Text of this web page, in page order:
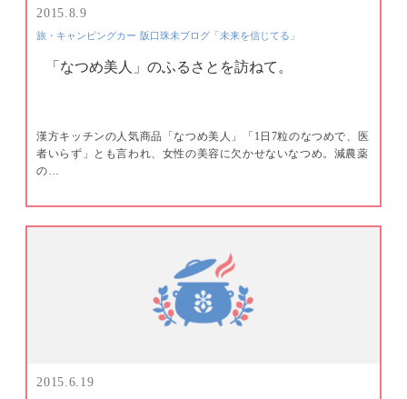
2015.8.9
旅・キャンピングカー 阪口珠未ブログ「未来を信じてる」
「なつめ美人」のふるさとを訪ねて。
漢方キッチンの人気商品「なつめ美人」「1日7粒のなつめで、医
者いらず」とも言われ、女性の美容に欠かせないなつめ。減農薬
の…
2015.6.19